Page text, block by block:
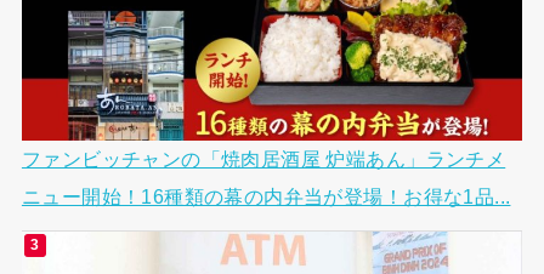
ファンビッチャンの「焼肉居酒屋 炉端あん」ランチメ
ニュー開始！16種類の幕の内弁当が登場！お得な1品...